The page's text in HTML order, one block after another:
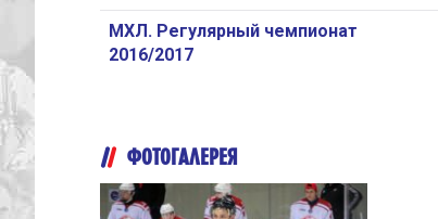
МХЛ. Регулярный чемпионат
2016/2017
ФОТОГАЛЕРЕЯ